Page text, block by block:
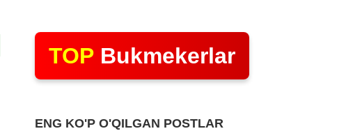
TOP Bukmekerlar
ENG KO'P O'QILGAN POSTLAR